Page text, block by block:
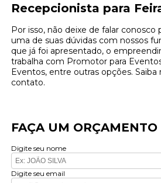
Recepcionista para
Por isso, não deixe de falar conosco
uma de suas dúvidas com nossos
que já foi apresentado, o
trabalha com Promotor para
Eventos, entre outras opções.
contato.
FAÇA UM ORÇAMENTO
Digite seu nome
Digite seu email